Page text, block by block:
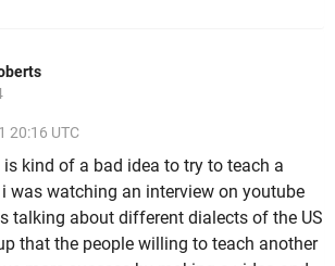
20:16 UTC
kind of a bad idea to try to teach a
was watching an interview on youtube
talking about different dialects of the US
that the people willing to teach another